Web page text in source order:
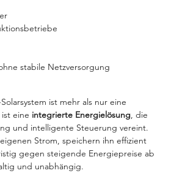
stabile Netzversorgung
ist mehr als nur eine
eine integrierte Energielösung, die
und intelligente Steuerung vereint.
Strom, speichern ihn effizient
gegen steigende Energiepreise ab
und unabhängig.